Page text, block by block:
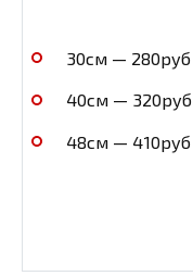
30см — 280руб
40см — 320руб
48см — 410руб